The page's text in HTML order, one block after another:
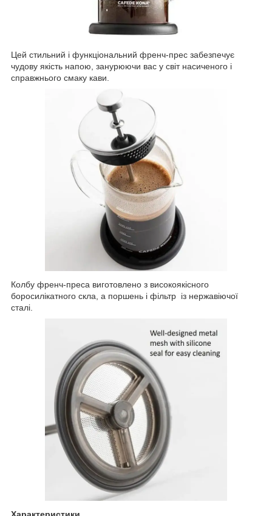
Цей стильний і функціональний френч-прес забезпечує
чудову якість напою, занурюючи вас у світ насиченого і
справжнього смаку кави.
Колбу френч-преса виготовлено з високоякісного
боросилікатного скла, а поршень і фільтр із нержавіючої
сталі.